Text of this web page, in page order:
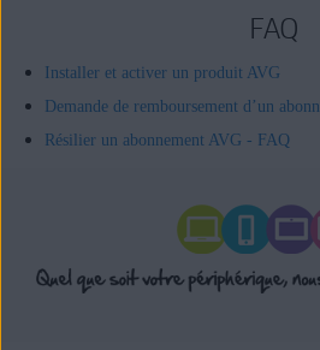
FAQ
Installer et activer un produit AVG
Demande de remboursement d’un
Résilier un abonnement AVG - FAQ